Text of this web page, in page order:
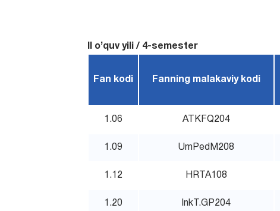
II o’quv yili / 4-semester
Fan kodi Fanning malakaviy kodi
1.06 ATKFQ204
1.09 UmPedM208
1.12 HRTA108
1.20 InkT.GP204